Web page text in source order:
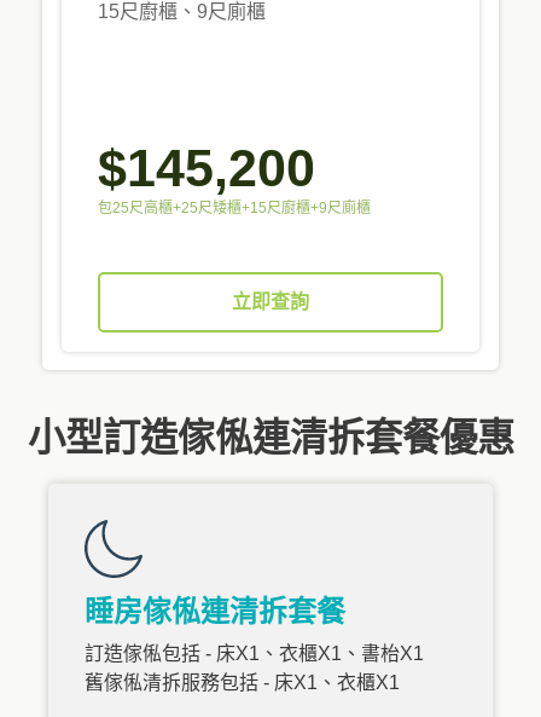
15尺廚櫃、9尺廁櫃
$145,200
包25尺高櫃+25尺矮櫃+15尺廚櫃+9尺廁櫃
立即查詢
小型訂造傢俬連清拆套餐優惠
睡房傢俬連清拆套餐
訂造傢俬包括 - 床X1、衣櫃X1、書枱X1
舊傢俬清拆服務包括 - 床X1、衣櫃X1